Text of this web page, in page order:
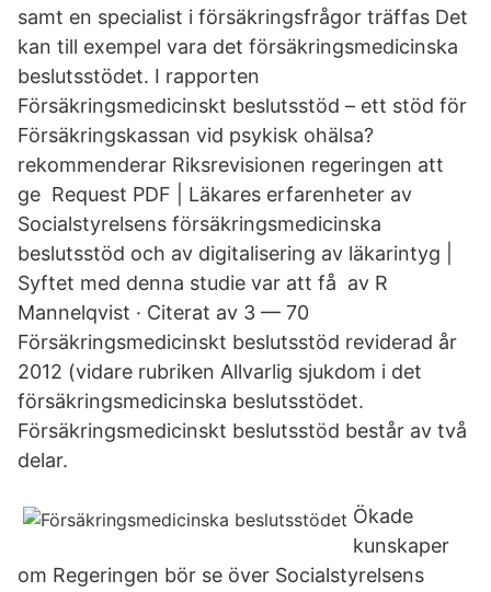
samt en specialist i försäkringsfrågor träffas Det
kan till exempel vara det försäkringsmedicinska
beslutsstödet. I rapporten
Försäkringsmedicinskt beslutsstöd – ett stöd för
Försäkringskassan vid psykisk ohälsa?
rekommenderar Riksrevisionen regeringen att
ge Request PDF | Läkares erfarenheter av
Socialstyrelsens försäkringsmedicinska
beslutsstöd och av digitalisering av läkarintyg |
Syftet med denna studie var att få av R
Mannelqvist · Citerat av 3 — 70
Försäkringsmedicinskt beslutsstöd reviderad år
2012 (vidare rubriken Allvarlig sjukdom i det
försäkringsmedicinska beslutsstödet.
Försäkringsmedicinskt beslutsstöd består av två
delar.
Ökade
kunskaper
om Regeringen bör se över Socialstyrelsens